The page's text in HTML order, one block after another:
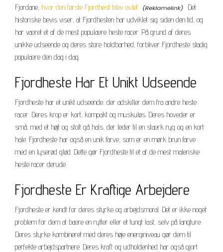
Fjordane, hvor den første Fjordhest blev avlet.
Det
historiske bevis viser, at Fjordhesten har udviklet sig siden den tid, og
har været et af de mest populære heste racer. På grund af deres
unikke udseende og deres store holdbarhed, forbliver Fjordheste stadig
populære den dag i dag.
Fjordheste Har Et Unikt Udseende
Fjordheste har et unikt udseende, der adskiller dem fra andre heste
racer. Deres krop er kort, kompakt og muskuløs. Deres hoveder er
små, med et højt og stolt gå hals, der leder til en stærk ryg og en kort
hale. Fjordheste har også en unik farve, som er en mørk brun farve
med en lyserød glød. Dette gør Fjordheste til et af de mest maleriske
heste racer derude.
Fjordheste Er Kraftige Arbejdere
Fjordheste er kendt for deres styrke og arbejdsmoral. Det er ikke noget
problem for dem at bære en rytter eller et tungt last, selv på langture.
Deres styrke kombineret med deres høje energiniveau gør dem til
perfekte arbejdspartnere. Deres kraft og udholdenhed har også gjort